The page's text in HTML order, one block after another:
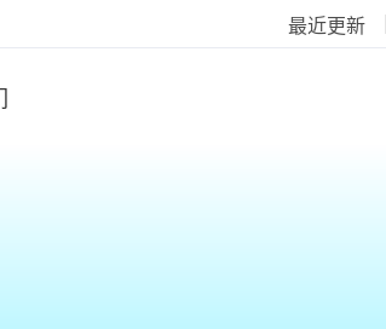
最近更新